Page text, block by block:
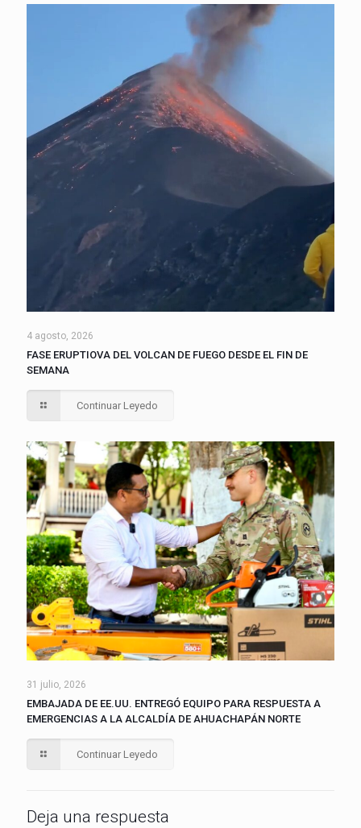
4 agosto, 2026
FASE ERUPTIOVA DEL VOLCAN DE FUEGO DESDE EL FIN DE
SEMANA
Continuar Leyedo
31 julio, 2026
EMBAJADA DE EE.UU. ENTREGÓ EQUIPO PARA RESPUESTA A
EMERGENCIAS A LA ALCALDÍA DE AHUACHAPÁN NORTE
Continuar Leyedo
Deja una respuesta